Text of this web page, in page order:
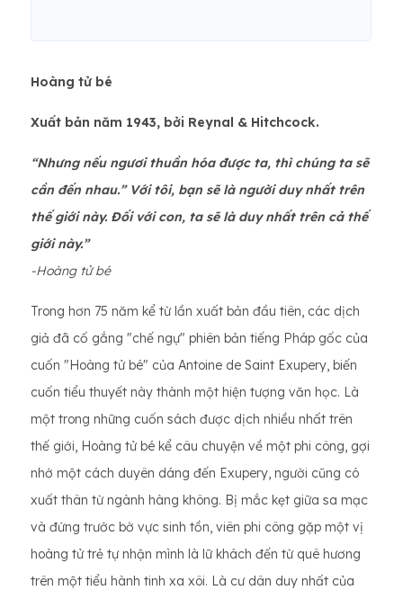
Hoàng tử bé
Xuất bản năm 1943, bởi Reynal & Hitchcock.
“Nhưng nếu ngươi thuần hóa được ta, thì chúng ta sẽ
cần đến nhau.” Với tôi, bạn sẽ là người duy nhất trên
thế giới này. Đối với con, ta sẽ là duy nhất trên cả thế
giới này.”
-Hoàng tử bé
Trong hơn 75 năm kể từ lần xuất bản đầu tiên, các dịch
giả đã cố gắng "chế ngự" phiên bản tiếng Pháp gốc của
cuốn "Hoàng tử bé" của Antoine de Saint Exupery, biến
cuốn tiểu thuyết này thành một hiện tượng văn học. Là
một trong những cuốn sách được dịch nhiều nhất trên
thế giới, Hoàng tử bé kể câu chuyện về một phi công, gợi
nhớ một cách duyên dáng đến Exupery, người cũng có
xuất thân từ ngành hàng không. Bị mắc kẹt giữa sa mạc
và đứng trước bờ vực sinh tồn, viên phi công gặp một vị
hoàng tử trẻ tự nhận mình là lữ khách đến từ quê hương
trên một tiểu hành tinh xa xôi. Là cư dân duy nhất của